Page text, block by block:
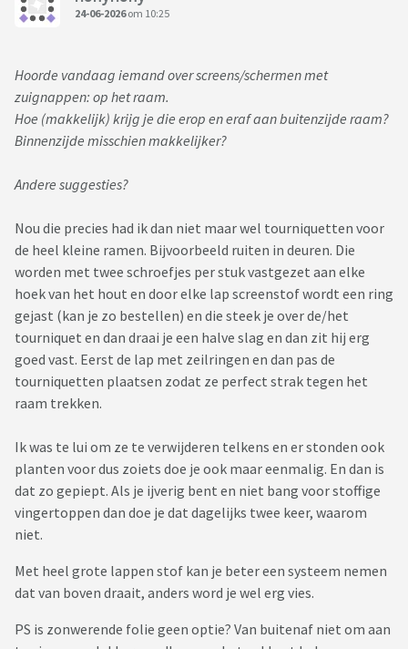
24-06-2026om 10:25
Hoorde vandaag iemand over screens/schermen met
zuignappen: op het raam.
Hoe (makkelijk) krijg je die erop en eraf aan buitenzijde raam?
Binnenzijde misschien makkelijker?
Andere suggesties?
Nou die precies had ik dan niet maar wel tourniquetten voor
de heel kleine ramen. Bijvoorbeeld ruiten in deuren. Die
worden met twee schroefjes per stuk vastgezet aan elke
hoek van het hout en door elke lap screenstof wordt een ring
gejast (kan je zo bestellen) en die steek je over de/het
tourniquet en dan draai je een halve slag en dan zit hij erg
goed vast. Eerst de lap met zeilringen en dan pas de
tourniquetten plaatsen zodat ze perfect strak tegen het
raam trekken.
Ik was te lui om ze te verwijderen telkens en er stonden ook
planten voor dus zoiets doe je ook maar eenmalig. En dan is
dat zo gepiept. Als je ijverig bent en niet bang voor stoffige
vingertoppen dan doe je dat dagelijks twee keer, waarom
niet.
Met heel grote lappen stof kan je beter een systeem nemen
dat van boven draait, anders word je wel erg vies.
PS is zonwerende folie geen optie? Van buitenaf niet om aan